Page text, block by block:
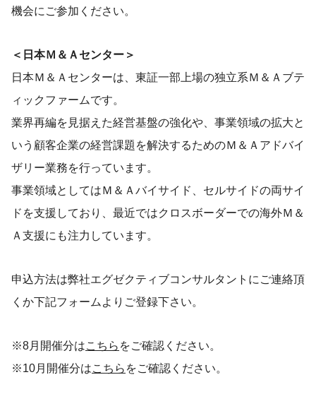
機会にご参加ください。
＜日本Ｍ＆Ａセンター＞
日本Ｍ＆Ａセンターは、東証一部上場の独立系Ｍ＆Ａブテ
ィックファームです。
業界再編を見据えた経営基盤の強化や、事業領域の拡大と
いう顧客企業の経営課題を解決するためのＭ＆Ａアドバイ
ザリー業務を行っています。
事業領域としてはＭ＆Ａバイサイド、セルサイドの両サイ
ドを支援しており、最近ではクロスボーダーでの海外Ｍ＆
Ａ支援にも注力しています。
申込方法は弊社エグゼクティブコンサルタントにご連絡頂
くか下記フォームよりご登録下さい。
※8月開催分はこちら をご確認ください。
※10月開催分はこちら をご確認ください。